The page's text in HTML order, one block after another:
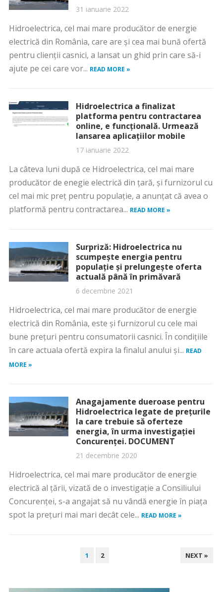
31 ianuarie 2022
Hidroelectrica, cel mai mare producător de energie
electrică din România, care are și cea mai bună ofertă
pentru clienții casnici, a lansat un ghid prin care să-i
ajute pe cei care vor... READ MORE »
Hidroelectrica a finalizat
platforma pentru contractarea
online, e funcțională. Urmează
lansarea aplicațiilor mobile
17 ianuarie 2022
La câteva luni după ce Hidroelectrica, cel mai mare
producător de enegie electrică din țară, și furnizorul cu
cel mai mic preț pentru populație, a anunțat că avea o
platformă pentru contractarea... READ MORE »
Surpriză: Hidroelectrica nu
scumpește energia pentru
populație și prelungește oferta
actuală până în primăvară
6 decembrie 2021
Hidroelectrica, cel mai mare producător de energie
electrică din România, este și furnizorul cu cele mai
bune prețuri pentru consumatorii casnici. În condițiile
în care actuala ofertă expira la finalul anului și... READ
MORE »
Anagajamente dueroase pentru
Hidroelectrica legate de prețurile
la care trebuie să oferteze
energia, în urma investigației
Concurenței. DOCUMENT
21 decembrie 2020
Hidroelectrica, cel mai mare producător de energie
electrică al țării, vizată de o investigație a Consiliului
Concurenței, s-a angajat să nu vândă energie în piața
spot la prețuri mai mari decât cele... READ MORE »
1 2 NEXT »